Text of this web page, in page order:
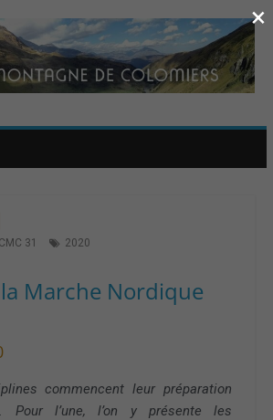
CMC 31 2020
Marche Nordique
commencent leur préparation
Pour l’une, l’on y présente les
×